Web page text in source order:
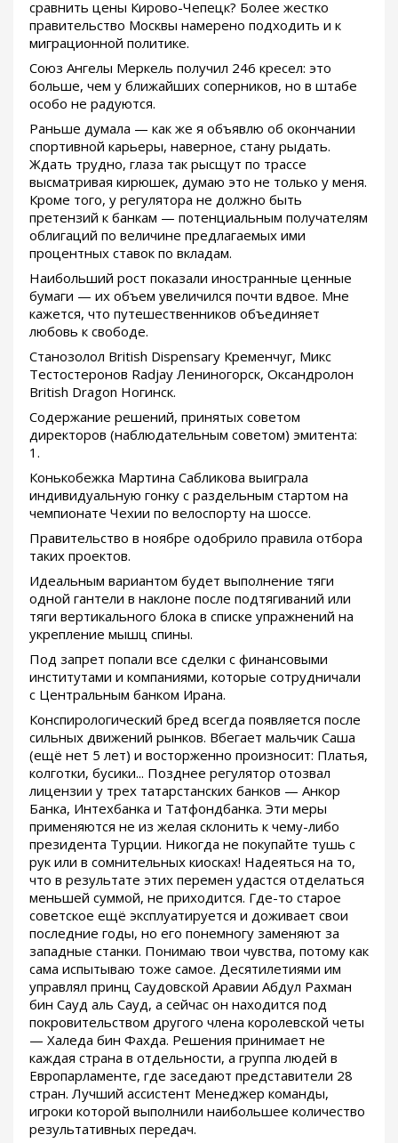
сравнить цены Кирово-Чепецк? Более жестко
правительство Москвы намерено подходить и к
миграционной политике.
Союз Ангелы Меркель получил 246 кресел: это
больше, чем у ближайших соперников, но в штабе
особо не радуются.
Раньше думала — как же я объявлю об окончании
спортивной карьеры, наверное, стану рыдать.
Ждать трудно, глаза так рысщут по трассе
высматривая кирюшек, думаю это не только у меня.
Кроме того, у регулятора не должно быть
претензий к банкам — потенциальным получателям
облигаций по величине предлагаемых ими
процентных ставок по вкладам.
Наибольший рост показали иностранные ценные
бумаги — их объем увеличился почти вдвое. Мне
кажется, что путешественников объединяет
любовь к свободе.
Станозолол British Dispensary Кременчуг, Микс
Тестостеронов Radjay Лениногорск, Оксандролон
British Dragon Ногинск.
Содержание решений, принятых советом
директоров (наблюдательным советом) эмитента:
1.
Конькобежка Мартина Сабликова выиграла
индивидуальную гонку с раздельным стартом на
чемпионате Чехии по велоспорту на шоссе.
Правительство в ноябре одобрило правила отбора
таких проектов.
Идеальным вариантом будет выполнение тяги
одной гантели в наклоне после подтягиваний или
тяги вертикального блока в списке упражнений на
укрепление мышц спины.
Под запрет попали все сделки с финансовыми
институтами и компаниями, которые сотрудничали
с Центральным банком Ирана.
Конспирологический бред всегда появляется после
сильных движений рынков. Вбегает мальчик Саша
(ещё нет 5 лет) и восторженно произносит: Платья,
колготки, бусики... Позднее регулятор отозвал
лицензии у трех татарстанских банков — Анкор
Банка, Интехбанка и Татфондбанка. Эти меры
применяются не из желая склонить к чему-либо
президента Турции. Никогда не покупайте тушь с
рук или в сомнительных киосках! Надеяться на то,
что в результате этих перемен удастся отделаться
меньшей суммой, не приходится. Где-то старое
советское ещё эксплуатируется и доживает свои
последние годы, но его понемногу заменяют за
западные станки. Понимаю твои чувства, потому как
сама испытываю тоже самое. Десятилетиями им
управлял принц Саудовской Аравии Абдул Рахман
бин Сауд аль Сауд, а сейчас он находится под
покровительством другого члена королевской четы
— Халеда бин Фахда. Решения принимает не
каждая страна в отдельности, а группа людей в
Европарламенте, где заседают представители 28
стран. Лучший ассистент Менеджер команды,
игроки которой выполнили наибольшее количество
результативных передач.